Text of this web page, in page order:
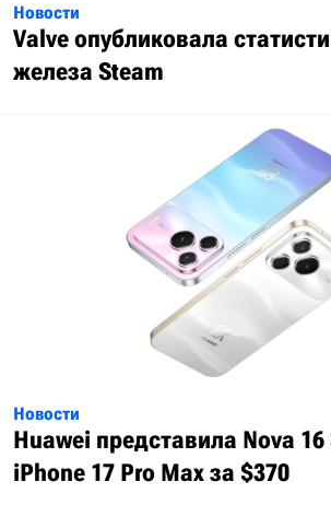
Новости
Valve опубликовала
железа Steam
Новости
Huawei представила Nova 16
iPhone 17 Pro Max за $370